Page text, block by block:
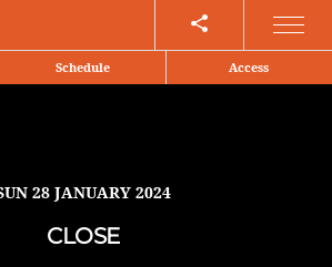
Schedule Access
28 JANUARY 2024
CLOSE